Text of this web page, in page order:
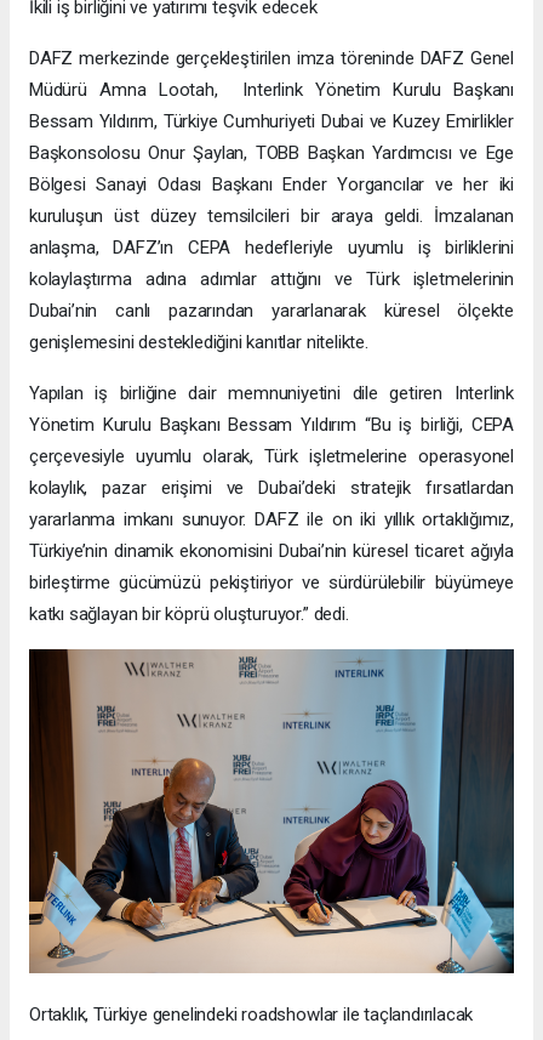
İkili iş birliğini ve yatırımı teşvik edecek
DAFZ merkezinde gerçekleştirilen imza töreninde DAFZ Genel
Müdürü Amna Lootah, Interlink Yönetim Kurulu Başkanı
Bessam Yıldırım, Türkiye Cumhuriyeti Dubai ve Kuzey Emirlikler
Başkonsolosu Onur Şaylan, TOBB Başkan Yardımcısı ve Ege
Bölgesi Sanayi Odası Başkanı Ender Yorgancılar ve her iki
kuruluşun üst düzey temsilcileri bir araya geldi. İmzalanan
anlaşma, DAFZ’ın CEPA hedefleriyle uyumlu iş birliklerini
kolaylaştırma adına adımlar attığını ve Türk işletmelerinin
Dubai’nin canlı pazarından yararlanarak küresel ölçekte
genişlemesini desteklediğini kanıtlar nitelikte.
Yapılan iş birliğine dair memnuniyetini dile getiren Interlink
Yönetim Kurulu Başkanı Bessam Yıldırım “Bu iş birliği, CEPA
çerçevesiyle uyumlu olarak, Türk işletmelerine operasyonel
kolaylık, pazar erişimi ve Dubai’deki stratejik fırsatlardan
yararlanma imkanı sunuyor. DAFZ ile on iki yıllık ortaklığımız,
Türkiye’nin dinamik ekonomisini Dubai’nin küresel ticaret ağıyla
birleştirme gücümüzü pekiştiriyor ve sürdürülebilir büyümeye
katkı sağlayan bir köprü oluşturuyor.” dedi.
Ortaklık, Türkiye genelindeki roadshowlar ile taçlandırılacak